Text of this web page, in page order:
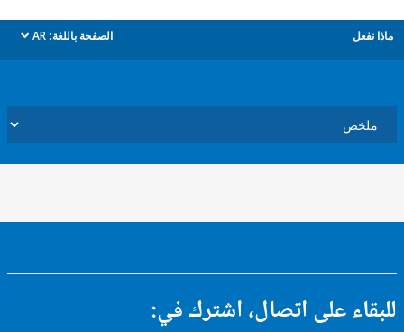
الصفحة باللغة: AR
dropdown
على اتصال، اشترك في: